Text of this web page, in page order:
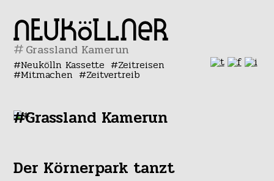
#
Neukölln Kassette Zeitreisen
Mitmachen Zeitvertreib
#Grassland Kamerun
Der Körnerpark tanzt